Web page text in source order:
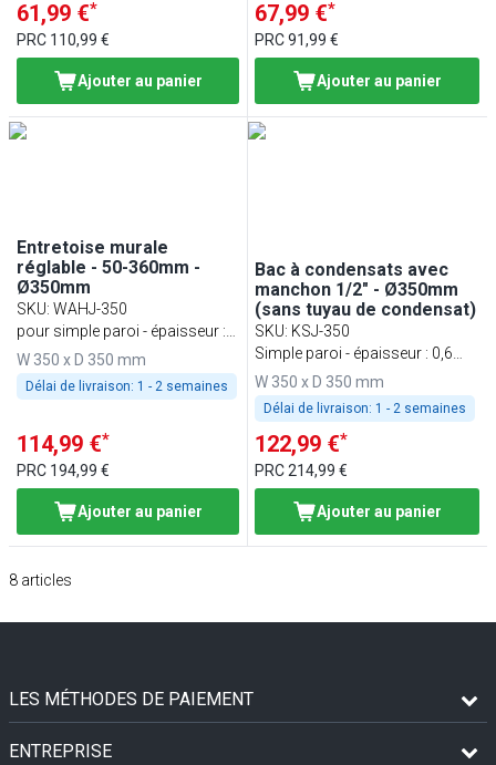
61,99 €*
PRC 110,99 €
Ajouter au panier
67,99 €*
PRC91,99 €
Ajouter au panier
Entretoise murale
réglable - 50-360mm -
Ø350mm
SKU: WAHJ-350
pour simple paroi - épaisseur :
0,6 mm
W 350 x D 350 mm
Délai de livraison: 1 - 2 semaines
114,99 €*
PRC 194,99 €
Ajouter au panier
Bac à condensats avec
manchon 1/2" - Ø350mm
(sans tuyau de condensat)
SKU: KSJ-350
Simple paroi - épaisseur : 0,6
mm
W 350 x D 350 mm
Délai de livraison: 1 - 2 semaines
122,99 €*
PRC214,99 €
Ajouter au panier
8 articles
LES MÉTHODES DE PAIEMENT
ENTREPRISE